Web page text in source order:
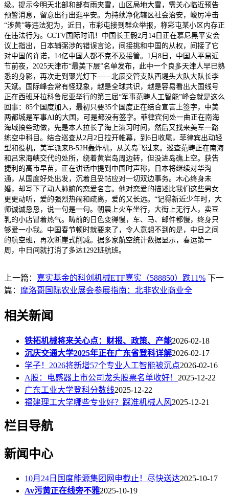
级。提示今明天北部和部有雨夹雪，山区局地大雪，需关心临近预告
预警消息，留意出行出逛平安。为持续净化辖区社会治安，峻厉冲击
“涉黄”等违法犯为，近日，市彩屯接到群众举报，称彩屯某小区内存正
在违法行为。CCTV国际时讯！中国长王毅2月14日正在慕尼黑平安会
议上指出，日本辅弼涉的错误言论，间接挑和中国的从权，间接了它
对中国的许诺，14亿中国人都不克不及接管。1月8日，中国人平易近
节前夜，2025天津市“最美下层”名单发布，此中一个良多天津人早已熟
悉的身影，再次走到聚光灯下——北辰交管支队西堤头大队大队长李
天斌。国际峰会常有怪现象，越是全球共识，越是容易看出大国线号
正在西班牙拉科鲁尼亚举行的第三届“军事范畴人工智能”峰会就是这么
回事：85个国度加入，最初只要35个国度正在结合宣言上签字，中美
两都城是军事AI的大国，可是都没有签字。菲律宾何处一曲正在南海
海域搞些动做，先是本人拉长了海上演习时间，然后又找来美军一路
练空中科目。结合巡查从2月2日拉开帷幕，到6日收尾，菲律宾出动轻
型和役机，美军派来B-52H轰炸机，从关岛飞过来。巡查范畴正在南海
和吕宋海峡交代的处所，绕着黄岩岛周边转，但没进岛礁上空。获告
捷利的高市早苗，正在讲话中提到中国时声称，日本将继续对华沟
通，从国度好处出发，沉着且妥帖应对一切双边事务。木心终身未
婚，却写下了动人肺腑的恋爱名言。他对恋爱的描述比我们这些男女
更更动听，爱的强烈热闹和疏离，爱的又长远。“记得新近少年时，大
师诚诚恳恳，说一句是一句。朝晨上火车坐行，大街上无行人，卖豆
乳的小店冒着热气。畴前的日色变得慢，车、马、邮件都慢，终身只
够爱一小我。中国春节顿时就要来了，令人意想不到的是，中日之间
的航空班，再次断崖式削减。据多家航空统计数据显示，春运第一
周，中日间就打消了多达1292班航班。
上一篇： 嘉实基金的科创机械ETF嘉实（588850）跌11% 下一
篇： 摩洛哥国际农业展会参展指南：北非农业商业全
相关新闻
铁拓机械将来关心点：财报、政策、产能2026-02-18
沉庆交通大学2025年正在广东省登科详解2026-02-17
学子！2026将新增57个专业人工智能被沉点2026-02-16
A股：电感器上市公司龙头股票名单收好！ 2025-12-22
广东工业大学登科分数线2025-12-22
福建理工大学哪些专业好？踩准机械人风2025-12-21
栏目导航
新闻中心
10月24日国度能源集团网申截止！尽快送达2025-10-17
Av污黄正在线旁不雅2025-10-19